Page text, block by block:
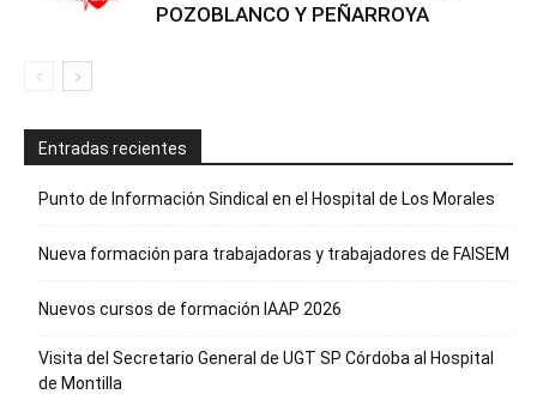
POZOBLANCO Y PEÑARROYA
Entradas recientes
Punto de Información Sindical en el Hospital de Los Morales
Nueva formación para trabajadoras y trabajadores de FAISEM
Nuevos cursos de formación IAAP 2026
Visita del Secretario General de UGT SP Córdoba al Hospital
de Montilla